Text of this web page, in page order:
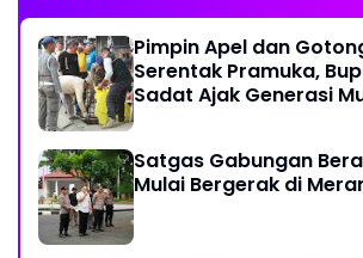
Pimpin Apel dan
Serentak Pramuka,
Sadat Ajak Generasi
Satgas Gabungan
Mulai Bergerak di